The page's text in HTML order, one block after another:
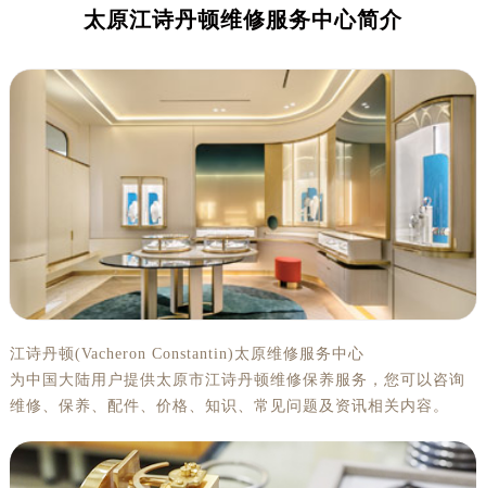
太原江诗丹顿维修服务中心简介
江诗丹顿(Vacheron Constantin)太原维修服务中心
为中国大陆用户提供太原市江诗丹顿维修保养服务，您可以咨询
维修、保养、配件、价格、知识、常见问题及资讯相关内容。